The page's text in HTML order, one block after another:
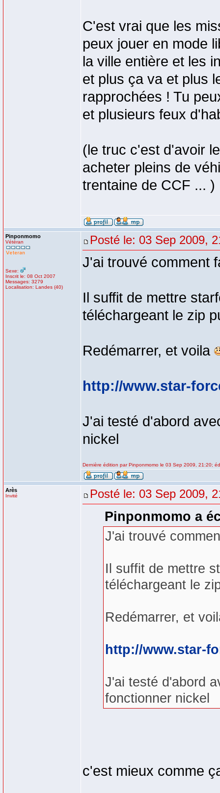
C'est vrai que les
peux jouer en mode
la ville entière et les
et plus ça va et plus
rapprochées ! Tu
et plusieurs feux
(le truc c'est d'avoir
acheter pleins de
trentaine de CCF ... )
Pinponmomo
Vétéran
Sexe:
Inscrit le: 08 Oct 2007
Messages: 3279
Localisation: Landes (40)
Posté le: 03 Sep 2009,
J'ai trouvé comment
Il suffit de mettre
téléchargeant le zip
Redémarrer, et voila
http://www.star-
J'ai testé d'abord
nickel
Dernière édition par Pinponmomo le 03 Sep 2009, 21:20;
Arès
Invité Posté le: 03 Sep 2009,
Pinponmomo a
J'ai trouvé
Il suffit de mettre
téléchargeant le
Redémarrer, et
http://www.star-
J'ai testé d'abord
fonctionner nickel
c'est mieux comme